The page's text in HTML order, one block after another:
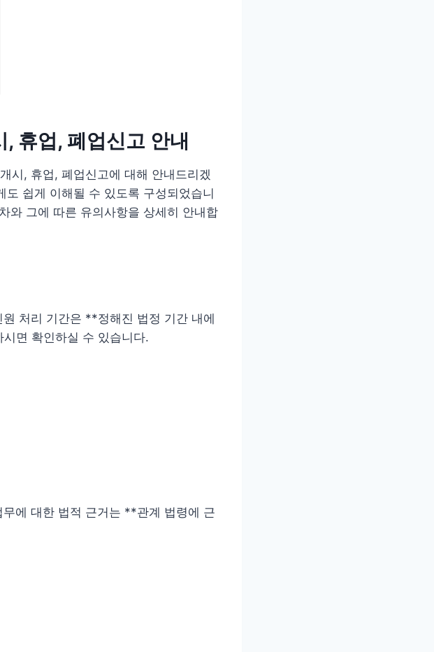
휴업, 폐업신고 안내
시, 휴업, 폐업신고에 대해 안내드리겠
쉽게 이해될 수 있도록 구성되었습니
와 그에 따른 유의사항을 상세히 안내합
처리 기간은 **정해진 법정 기간 내에
면 확인하실 수 있습니다.
에 대한 법적 근거는 **관계 법령에 근